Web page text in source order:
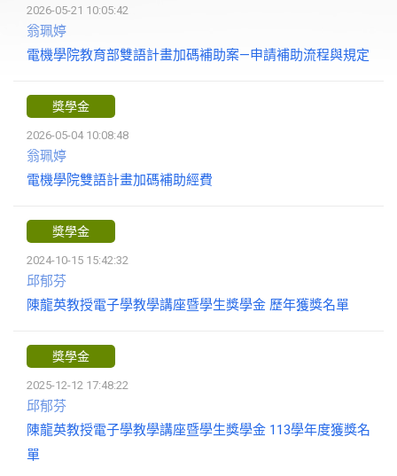
2026-05-21 10:05:42
翁珮婷
電機學院教育部雙語計畫加碼補助案—申請補助流程與規定
獎學金
2026-05-04 10:08:48
翁珮婷
電機學院雙語計畫加碼補助經費
獎學金
2024-10-15 15:42:32
邱郁芬
陳龍英教授電子學教學講座暨學生獎學金 歷年獲獎名單
獎學金
2025-12-12 17:48:22
邱郁芬
陳龍英教授電子學教學講座暨學生獎學金 113學年度獲獎名
單